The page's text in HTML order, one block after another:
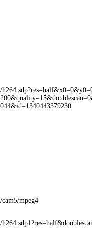
/
044&id=1340443379230
/cam5/mpeg4
/